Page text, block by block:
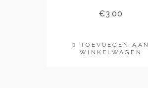
TOEVOEGEN AAN
WINKELWAGEN
€3.00